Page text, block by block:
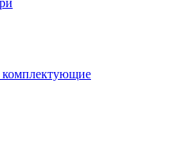
комплектующие